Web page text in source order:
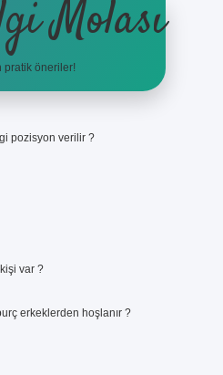
Molası
pratik öneriler!
pozisyon verilir ?
var ?
erkeklerden hoşlanır ?